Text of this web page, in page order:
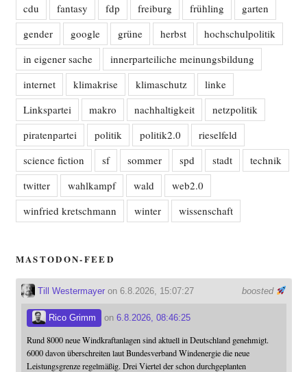
cdu
fantasy fdp freiburg frühling
garten
gender
google grüne herbst
hochschulpolitik
in eigener sache
innerparteiliche meinungsbildung
internet
klimakrise klimaschutz
linke
Linkspartei
makro nachhaltigkeit
netzpolitik
piratenpartei
politik politik2.0
rieselfeld
science fiction
sf sommer spd stadt
technik
twitter
wahlkampf wald
web2.0
winfried kretschmann
winter wissenschaft
MASTODON-FEED
boosted
Till Westermayeron 6.8.2026, 15:07:27
Rico Grimm on 6.8.2026, 08:46:25
Rund 8000 neue Windkraftanlagen sind aktuell in Deutschland genehmigt.
6000 davon überschreiten laut Bundesverband Windenergie die neue
Leistungsgrenze regelmäßig. Drei Viertel der schon durchgeplanten